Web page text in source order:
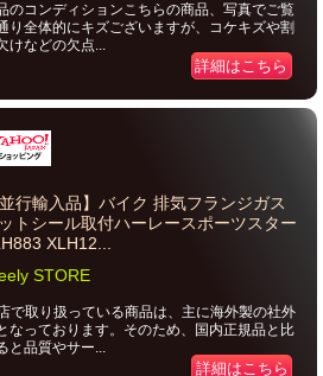
のコンディションこちらの商品、写真でご覧
り全体的にキズございますが、コケキズや割
けなどの欠点...
詳細はこちら
並行輸入品】バイク 排気フランジガス
トシール取付ハーレースポーツスター
XLH12...
STORE
で取り扱っている商品は、主に海外製の社外
なっております。そのため、国内正規品と比
と品質やサー...
詳細はこちら